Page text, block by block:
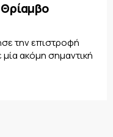
την επιστροφή
ακόμη σημαντική